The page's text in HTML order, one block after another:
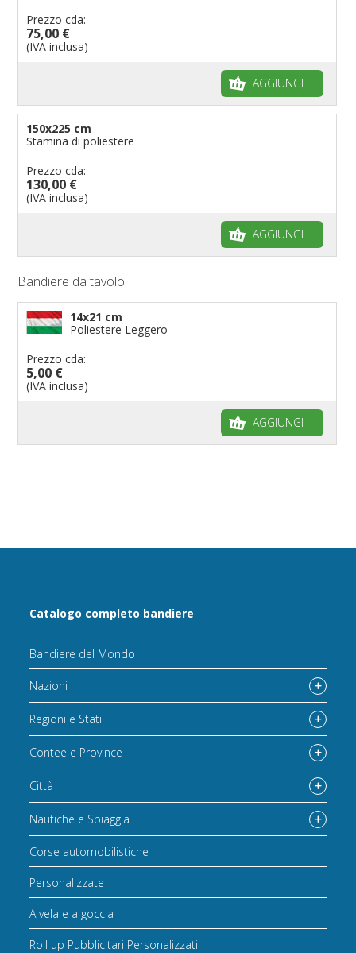
Prezzo cda:
75,00 €
(IVA inclusa)
AGGIUNGI
150x225 cm
Stamina di poliestere
Prezzo cda:
130,00 €
(IVA inclusa)
AGGIUNGI
Bandiere da tavolo
14x21 cm
Poliestere Leggero
Prezzo cda:
5,00 €
(IVA inclusa)
AGGIUNGI
Catalogo completo bandiere
Bandiere del Mondo
Nazioni
Regioni e Stati
Contee e Province
Città
Nautiche e Spiaggia
Corse automobilistiche
Personalizzate
A vela e a goccia
Roll up Pubblicitari Personalizzati